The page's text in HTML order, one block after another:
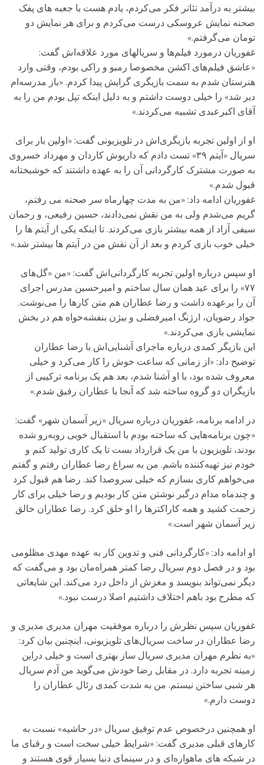
بیشتر به درآمد تئاتر فکر می‌کردم، یادم هست با جعبه های پفک
صحنه نمایش عروسکی درست می‌کردم و برای هر نمایش دو
تومان می‌گرفتم.»
غفوریان درمورد فیلم‌ها و سریال‎های مورد علاقه‌اش گفت:
«عاشق فیلم‌های اکشن مخصوصا رمبو و راکی بودم، وقتی وارد
هنرستان شدم به سمت بازیگری گرایش پیدا کردم. «باز مدرسه‌ام
دیر شد» را خیلی دوست داشتم و به دلیل اینکه تپل بودم من را به
آقای اکبرعبدی تشبیه می‌کردند.»
او از اولین تجربه بازیگری‌اش در تلویزیونی گفت: «اولین بار برای
سریال «آیتم ۳۹» تست دادم که داریوش کاردان و مهرداد خسروی
به صورت مشترک کارگردانی آن را به عهده داشتند که خوشبختانه
قبول شدم.»
غفوریان ادامه داد: «من به مدت چهارماه سر صحنه می رفتم،
گریم می‌شدم ولی به من نقش نمی‌دادند، حسین رفیعی، و رحمان
سیفی آزاد از همه بیشتر بازی می‌کردند. تا اینکه یکی از آیتم ها را
خیلی خوب بازی کردم و بعد از آن نقش من در آیتم ها بیشتر شد.»
او سپس درباره اولین تجربه کارگردانی‌اش گفت: «من «گل‌های
۷۷» را برای عید همان سال ساختم و امیرحسین مدرس اجرای
آن را برعهده داشت و رضا عطاران هم متن کارها را می‌نوشت.
جواد رضویان، ارژنگ امیرفضلی و بیژن بنفشه‌خواه هم در بخش
نمایشی بازی می‌کردند.»
این بازیگر کمدی درباره ماجرای آشنایی‌اش با رضا عطاران
توضیح داد: «از زمانی که ساعت خوش را کار می‌کرد و خیلی
معروف شده بود، با او آشنا شدم، بعد هم یک برنامه ترکیبی از
بازیگران دو گروه ساخته شد که آنجا با عطاران رفیق شدم.»
در ادامه برنامه، غفوریان درباره سریال «زیر آسمان شهر» گفت:
«چون برنامه‌هایی که ساخته بودم با استقبال خوبی روبه‌رو شده
بودند، تلویزیون با من یک قرارداد بست تا یک کاری تولید کنم و
خودم نیز تهیه‌کننده باشم. من به سراغ رضا عطاران رفتم و گفتم
می‌خواهم کاری بسازم که خیلی سروصدا کند. رضا هم قبول کرد
و چندماه مدام درگیر نوشتن متن کار بودیم و رضا خیلی برای کار
زحمت کشید و همه کاراکترها را او خلق کرد. رضا عطاران خالق
زیر آسمان شهر است.»
او ادامه داد: «کارگردانی فنی و تدوین کار به عهده مهدی مظلومی
بود و در فصل دوم سریال رضا کمتر همراه‌مان بود و می‌گفت که
دیگر نمی‌تواند بنویسد و مغزش از داخل درد می‌کند. این شایعاتی
که مطرح بود باهم اختلاف داشتیم اصلا درست نبود.»
غفوریان سپس نظرش را درباره موفقیت مهران مدیری مدیری و
رضا عطاران در ساخت سریال‌های تلویزیونی، اینچنین بیان کرد:
«به نظرم مهران مدیری سریال ساز بهتری است و خیلی دراین
زمینه تجربه دارد. در مقابل رضا خودش می‌گوید من آدم سریال
هر شبی ساختن نیستم. من به شدت کمدی رئال عطاران را
دوست دارم.»
او همچنین درخصوص عدم توفیق سریال «در حاشیه» نسبت به
کارهای قبلی مدیری گفت: «شرایط خیلی سخت است و رقبای ما
در شبکه های ماهواره‌ای و در سینمای دنیا بسیار قوی هستند و